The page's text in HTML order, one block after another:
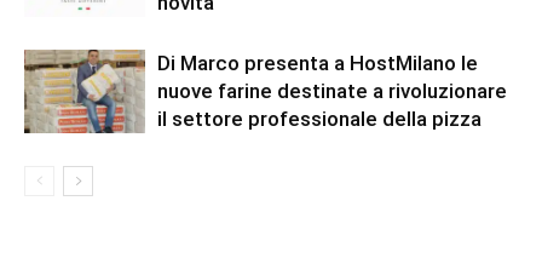
Di Marco presenta a HostMilano le
nuove farine destinate a rivoluzionare
il settore professionale della pizza